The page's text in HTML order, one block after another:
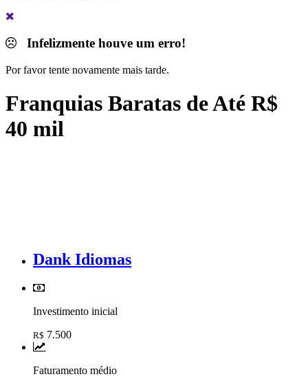
Infelizmente houve um erro!
Por favor tente novamente mais tarde.
Franquias Baratas de Até R$
40 mil
Dank Idiomas
Investimento inicial
R$ 7.500
Faturamento médio